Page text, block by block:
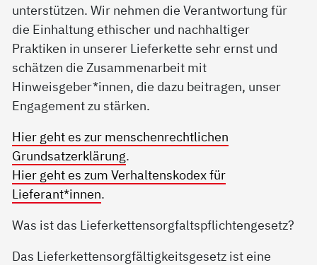
unterstützen. Wir nehmen die Verantwortung für
die Einhaltung ethischer und nachhaltiger
Praktiken in unserer Lieferkette sehr ernst und
schätzen die Zusammenarbeit mit
Hinweisgeber*innen, die dazu beitragen, unser
Engagement zu stärken.
Hier geht es zur menschenrechtlichen
Grundsatzerklärung.
Hier geht es zum Verhaltenskodex für
Lieferant*innen.
Was ist das Lieferkettensorgfaltspflichtengesetz?
Das Lieferkettensorgfältigkeitsgesetz ist eine